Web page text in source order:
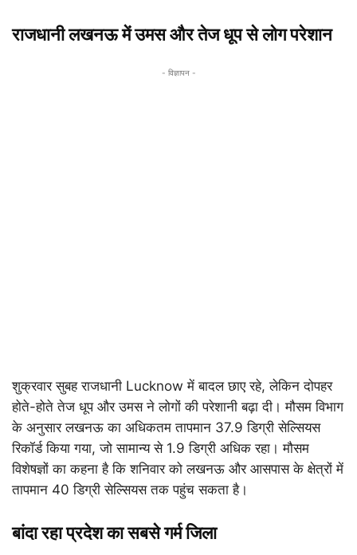
राजधानी लखनऊ में उमस और तेज धूप से लोग परेशान
- विज्ञापन -
शुक्रवार सुबह राजधानी Lucknow में बादल छाए रहे, लेकिन दोपहर
होते-होते तेज धूप और उमस ने लोगों की परेशानी बढ़ा दी। मौसम विभाग
के अनुसार लखनऊ का अधिकतम तापमान 37.9 डिग्री सेल्सियस
रिकॉर्ड किया गया, जो सामान्य से 1.9 डिग्री अधिक रहा। मौसम
विशेषज्ञों का कहना है कि शनिवार को लखनऊ और आसपास के क्षेत्रों में
तापमान 40 डिग्री सेल्सियस तक पहुंच सकता है।
बांदा रहा प्रदेश का सबसे गर्म जिला